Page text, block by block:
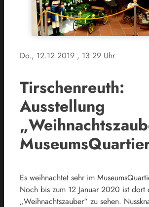
Do., 12.12.2019 , 13:29 Uhr
Tirschenreuth:
Ausstellung
Es weihnachtet sehr im
Noch bis zum 12 Januar 2020 ist dort
„Weihnachtszauber“ zu sehen.